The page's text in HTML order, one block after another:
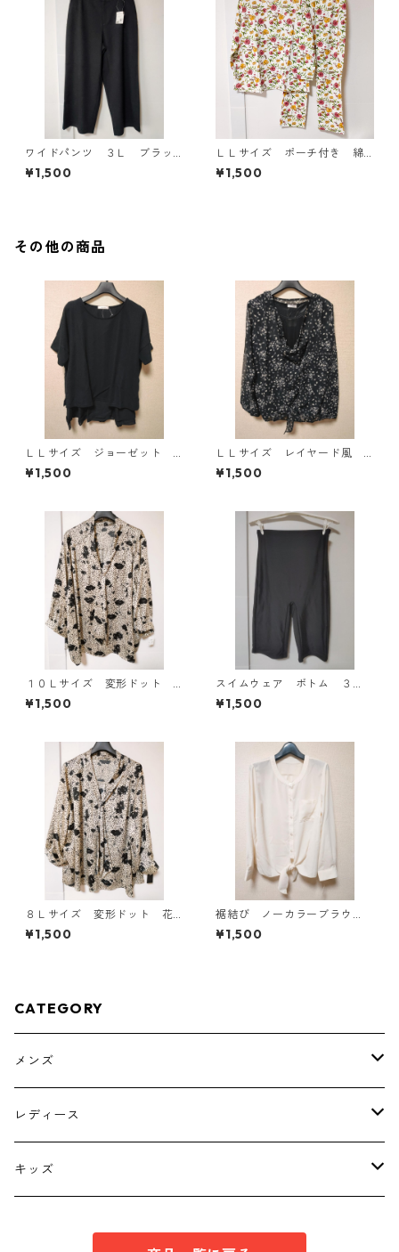
ワイドパンツ ３Ｌ ブラッ
ク KAE-4697
¥1,500
ＬＬサイズ ポーチ付き 綿
１００％ 花柄 トラベルパ
ジャマ ホワイト KAE-4578
¥1,500
その他の商品
ＬＬサイズ ジョーゼット
レイヤード風プルオーバー
ブラック KAE-4785
¥1,500
ＬＬサイズ レイヤード風
シフォンブラウス ブラッ
ク KAE-4786
¥1,500
１０Ｌサイズ 変形ドット
花柄 ボウタイブラウス オ
フホワイト KAE-4773
¥1,500
スイムウェア ボトム ３
Ｌ ブラック KAE-4563
¥1,500
８Ｌサイズ 変形ドット 花
柄 ボウタイブラウス オフ
ホワイト KAE-4770
¥1,500
裾結び ノーカラーブラウ
ス ３Ｌ アイボリー KAE-
4813
¥1,500
CATEGORY
メンズ
トップス
ボトムス
レディース
トップス
キッズ